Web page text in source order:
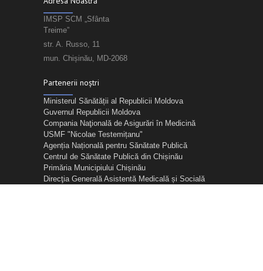
IMSP SCM „Sfânta
Treime”
str. A. Russo, 11
mun. Chișinău, MD-2068
Partenerii noștri
Ministerul Sănătății al Republicii Moldova
Guvernul Republicii Moldova
Compania Naţională de Asigurări în Medicină
USMF "Nicolae Testemițanu"
Agenția Națională pentru Sănătate Publică
Centrul de Sănătate Publică din Chișinău
Primăria Municipiului Chișinău
Direcţia Generală Asistentă Medicală și Socială